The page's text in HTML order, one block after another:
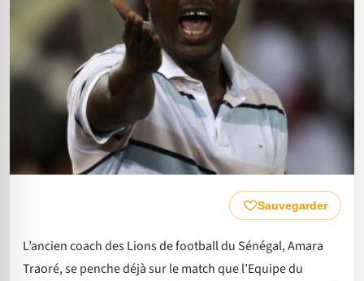
Sauvegarder
L’ancien coach des Lions de football du Sénégal, Amara
Traoré, se penche déjà sur le match que l’Equipe du